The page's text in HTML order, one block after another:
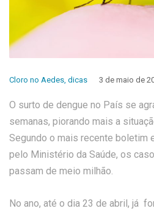
Cloro no Aedes, dicas 3 de maio de
O surto de dengue no País se
semanas, piorando mais a
Segundo o mais recente boletim
pelo Ministério da Saúde, os
passam de meio milhão.
No ano, até o dia 23 de abril, já